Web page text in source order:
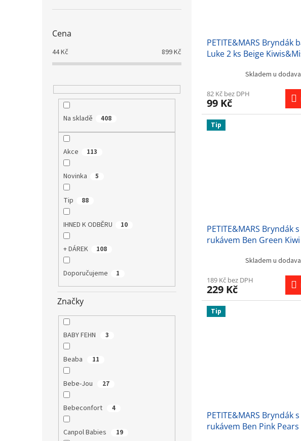
Cena
44Kč 899Kč
Na skladě 408
Akce 113
Novinka 5
Tip 88
IHNED K ODBĚRU 10
+ DÁREK 108
Doporučujeme 1
Značky
BABY FEHN 3
Beaba 11
Bebe-Jou 27
Bebeconfort 4
Canpol Babies 19
PETITE&MARS Bryndák
Luke 2 ks Beige
Skladem u
82 Kč bez DPH
99 Kč
Tip
PETITE&MARS Bryndák
rukávem Ben Green Kiwi
Skladem u
189 Kč bez DPH
229 Kč
Tip
PETITE&MARS Bryndák
rukávem Ben Pink Pears